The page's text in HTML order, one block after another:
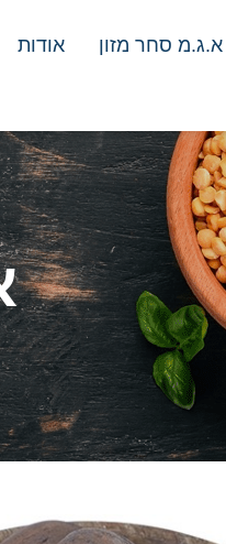
א.ג.מ סחר מזון אודות